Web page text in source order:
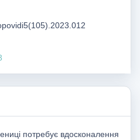
потребує вдосконалення